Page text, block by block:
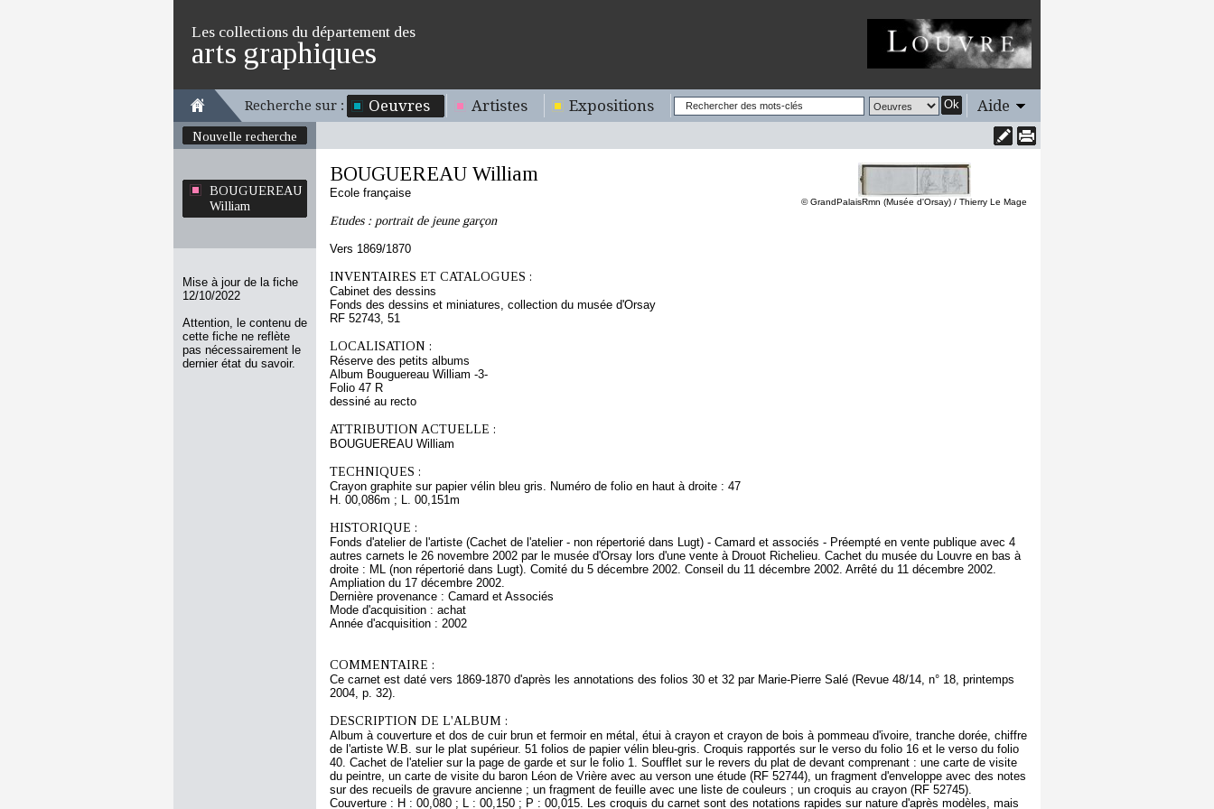
Les collections du département des
arts graphiques
Recherche sur : Oeuvres Artistes Expositions Ok Aide
Nouvelle recherche
BOUGUEREAU
William
Mise à jour de la fiche
12/10/2022
Attention, le contenu de
cette fiche ne reflète
pas nécessairement le
dernier état du savoir.
© GrandPalaisRmn (Musée d'Orsay) / Thierry Le Mage
BOUGUEREAU William
Ecole française
Etudes : portrait de jeune garçon
Vers 1869/1870
INVENTAIRES ET CATALOGUES :
Cabinet des dessins
Fonds des dessins et miniatures, collection du musée d'Orsay
RF 52743, 51
LOCALISATION :
Réserve des petits albums
Album Bouguereau William -3-
Folio 47 R
dessiné au recto
ATTRIBUTION ACTUELLE :
BOUGUEREAU William
TECHNIQUES :
Crayon graphite sur papier vélin bleu gris. Numéro de folio en haut à droite : 47
H. 00,086m ; L. 00,151m
HISTORIQUE :
Fonds d'atelier de l'artiste (Cachet de l'atelier - non répertorié dans Lugt) - Camard et associés - Préempté en vente publique avec 4
autres carnets le 26 novembre 2002 par le musée d'Orsay lors d'une vente à Drouot Richelieu. Cachet du musée du Louvre en bas à
droite : ML (non répertorié dans Lugt). Comité du 5 décembre 2002. Conseil du 11 décembre 2002. Arrêté du 11 décembre 2002.
Ampliation du 17 décembre 2002.
Dernière provenance : Camard et Associés
Mode d'acquisition : achat
Année d'acquisition : 2002
COMMENTAIRE :
Ce carnet est daté vers 1869-1870 d'après les annotations des folios 30 et 32 par Marie-Pierre Salé (Revue 48/14, n° 18, printemps
2004, p. 32).
DESCRIPTION DE L'ALBUM :
Album à couverture et dos de cuir brun et fermoir en métal, étui à crayon et crayon de bois à pommeau d'ivoire, tranche dorée, chiffre
de l'artiste W.B. sur le plat supérieur. 51 folios de papier vélin bleu-gris. Croquis rapportés sur le verso du folio 16 et le verso du folio
40. Cachet de l'atelier sur la page de garde et sur le folio 1. Soufflet sur le revers du plat de devant comprenant : une carte de visite
du peintre, un carte de visite du baron Léon de Vrière avec au verson une étude (RF 52744), un fragment d'enveloppe avec des notes
sur des recueils de gravure ancienne ; un fragment de feuille avec une liste de couleurs ; un croquis au crayon (RF 52745).
Couverture : H : 00,080 ; L : 00,150 ; P : 00,015. Les croquis du carnet sont des notations rapides sur nature d'après modèles, mais